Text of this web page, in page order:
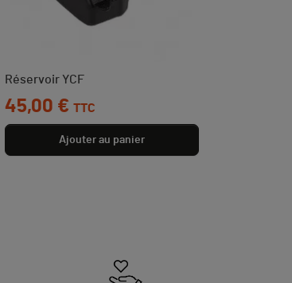
Réservoir YCF
Prix
45,00 € TTC
Ajouter au panier